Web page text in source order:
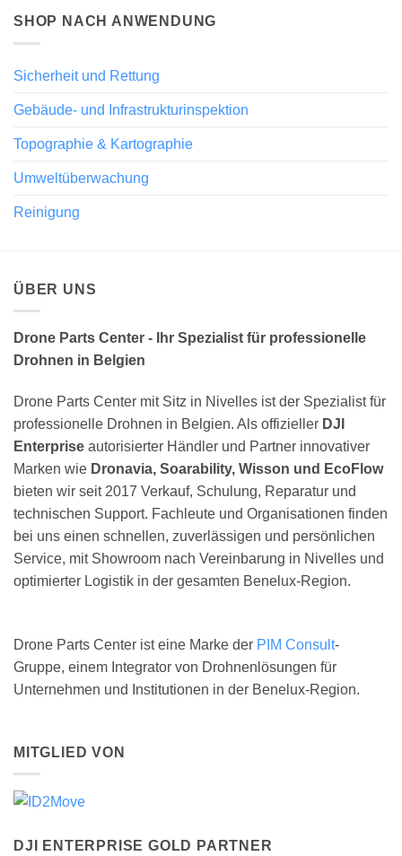
SHOP NACH ANWENDUNG
Sicherheit und Rettung
Gebäude- und Infrastrukturinspektion
Topographie & Kartographie
Umweltüberwachung
Reinigung
ÜBER UNS
Drone Parts Center - Ihr Spezialist für professionelle
Drohnen in Belgien
Drone Parts Center mit Sitz in Nivelles ist der Spezialist für
professionelle Drohnen in Belgien. Als offizieller DJI
Enterprise autorisierter Händler und Partner innovativer
Marken wie Dronavia, Soarability, Wisson und EcoFlow
bieten wir seit 2017 Verkauf, Schulung, Reparatur und
technischen Support. Fachleute und Organisationen finden
bei uns einen schnellen, zuverlässigen und persönlichen
Service, mit Showroom nach Vereinbarung in Nivelles und
optimierter Logistik in der gesamten Benelux-Region.
Drone Parts Center ist eine Marke der PIM Consult-
Gruppe, einem Integrator von Drohnenlösungen für
Unternehmen und Institutionen in der Benelux-Region.
MITGLIED VON
DJI ENTERPRISE GOLD PARTNER